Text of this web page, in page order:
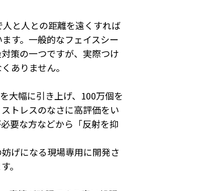
と人との距離を遠くすれば
す。一般的なフェイスシー
策の一つですが、実際つけ
ありません。
大幅に引き上げ、100万個を
トレスのなさに高評価をい
要な方などから「反射を抑
げになる現場専用に開発さ
。